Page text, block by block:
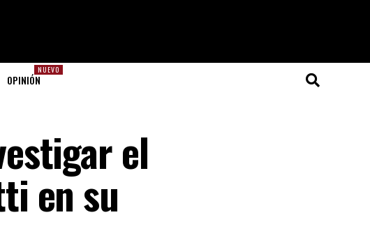
NUEVO
OPINIÓN
el
en su